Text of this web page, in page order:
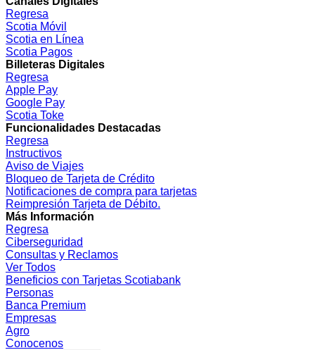
Regresa
Scotia Móvil
Scotia en Línea
Scotia Pagos
Billeteras Digitales
Regresa
Apple Pay
Google Pay
Scotia Toke
Funcionalidades Destacadas
Regresa
Instructivos
Aviso de Viajes
Bloqueo de Tarjeta de Crédito
Notificaciones de compra para tarjetas
Reimpresión Tarjeta de Débito.
Más Información
Regresa
Ciberseguridad
Consultas y Reclamos
Ver Todos
Beneficios con Tarjetas Scotiabank
Personas
Banca Premium
Empresas
Agro
Conocenos